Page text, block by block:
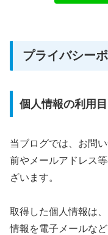
プライバシー
個人情報の利用
当ブログでは、お問
前やメールアドレス
ざいます。
取得した個人情報は
情報を電子メールな